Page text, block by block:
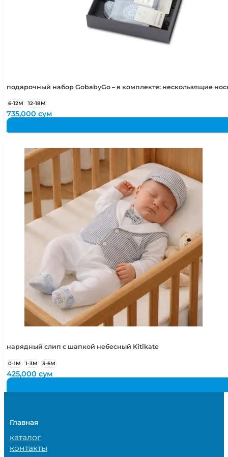
подарочный набор GobabyGo – в комплекте: нескользящие
6-12М 12-18М
735,000сум
нарядный слип с шапкой небесный Kitikate
0-1М 1-3М 3-6М
425,000сум
Главная
каталог
контакты